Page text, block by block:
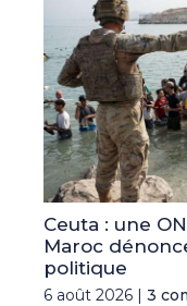
Ceuta : une
Maroc
politique
6 août 2026 | 3